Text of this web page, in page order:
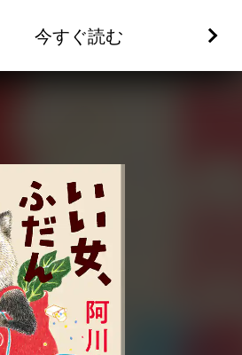
今すぐ読む